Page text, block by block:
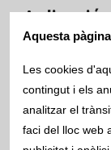
Área
Camacho
Barba
XX Congreso
21-23 Octubre
Aquesta
Les cookies
contingut i els
analitzar el
faci del lloc web